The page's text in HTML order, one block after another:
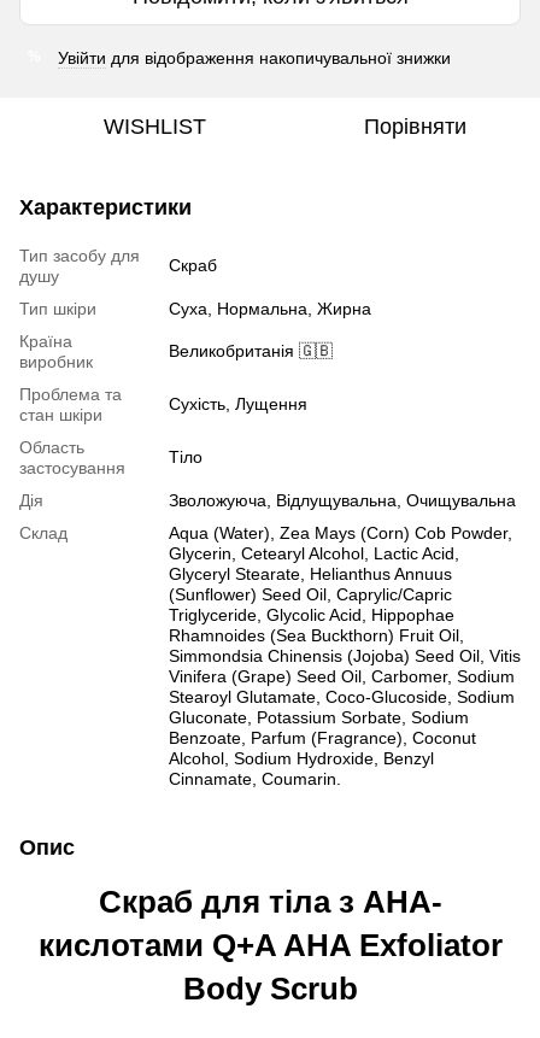
Увійти для відображення накопичувальної знижки
WISHLIST Порівняти
Характеристики
Тип засобу для
душу
Скраб
Тип шкіри
Суха, Нормальна, Жирна
Країна
виробник
Великобританія 🇬🇧
Проблема та
стан шкіри
Сухість, Лущення
Область
застосування
Тіло
Дія
Зволожуюча, Відлущувальна, Очищувальна
Склад
Aqua (Water), Zea Mays (Corn) Cob Powder,
Glycerin, Cetearyl Alcohol, Lactic Acid,
Glyceryl Stearate, Helianthus Annuus
(Sunflower) Seed Oil, Caprylic/Capric
Triglyceride, Glycolic Acid, Hippophae
Rhamnoides (Sea Buckthorn) Fruit Oil,
Simmondsia Chinensis (Jojoba) Seed Oil, Vitis
Vinifera (Grape) Seed Oil, Carbomer, Sodium
Stearoyl Glutamate, Coco-Glucoside, Sodium
Gluconate, Potassium Sorbate, Sodium
Benzoate, Parfum (Fragrance), Coconut
Alcohol, Sodium Hydroxide, Benzyl
Cinnamate, Coumarin.
Опис
Скраб для тіла з AHA-
кислотами Q+A AHA Exfoliator
Body Scrub